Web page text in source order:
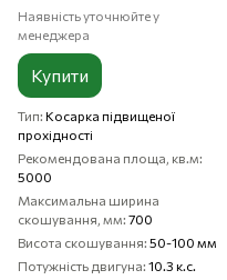
Наявність уточнюйте у
менеджера
Купити
Тип Косарка підвищеної
прохідності
Рекомендована площа, кв.м
5000
Максимальна ширина
скошування, мм 700
Висота скошування 50-100 мм
Потужність двигуна 10.3 к.с.